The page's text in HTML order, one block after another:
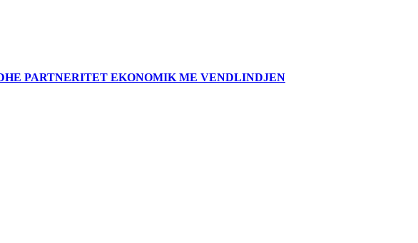
PARTNERITET EKONOMIK ME VENDLINDJEN